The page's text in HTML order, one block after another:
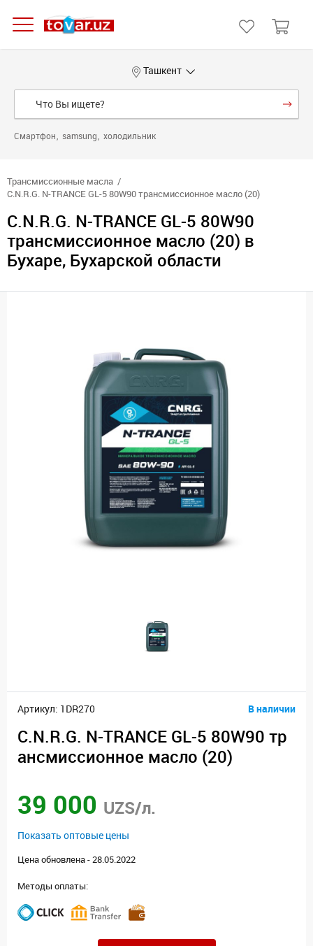
Ташкент
Смартфон samsung холодильник
Трансмиссионные масла
C.N.R.G. N-TRANCE GL-5 80W90 трансмиссионное масло (20)
C.N.R.G. N-TRANCE GL-5 80W90
трансмиссионное масло (20) в
Бухаре, Бухарской области
Артикул: 1DR270 В наличии
C.N.R.G. N-TRANCE GL-5 80W90 тр
ансмиссионное масло (20)
39 000 UZS/л.
Показать оптовые цены
Цена обновлена - 28.05.2022
Методы оплаты: